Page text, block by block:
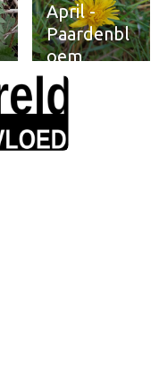
April -
Paardenbl
oem